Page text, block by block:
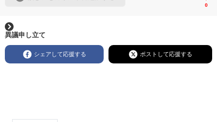
0
異議申し立て
シェアして応援する ポストして応援する